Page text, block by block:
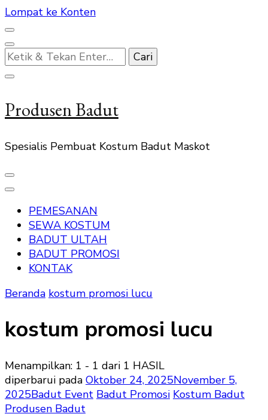
Lompat ke Konten
Mencari
Sesuatu?
Produsen Badut
Spesialis Pembuat Kostum Badut Maskot
PEMESANAN
SEWA KOSTUM
BADUT ULTAH
BADUT PROMOSI
KONTAK
Beranda kostum promosi lucu
kostum promosi lucu
Menampilkan: 1 - 1 dari 1 HASIL
diperbarui pada Oktober 24, 2025November 5,
2025Badut Event Badut Promosi Kostum Badut
Produsen Badut